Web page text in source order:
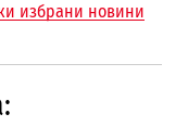
избрани новини